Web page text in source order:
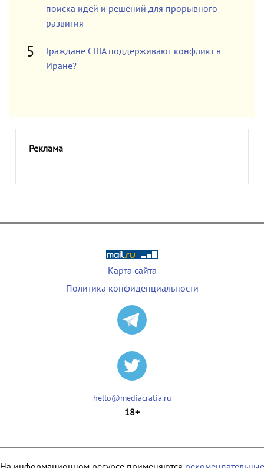
поиска идей и решений для прорывного
развития
Граждане США поддерживают конфликт в
Иране?
Реклама
Карта сайта
Политика конфиденциальности
hello@mediacratia.ru
18+